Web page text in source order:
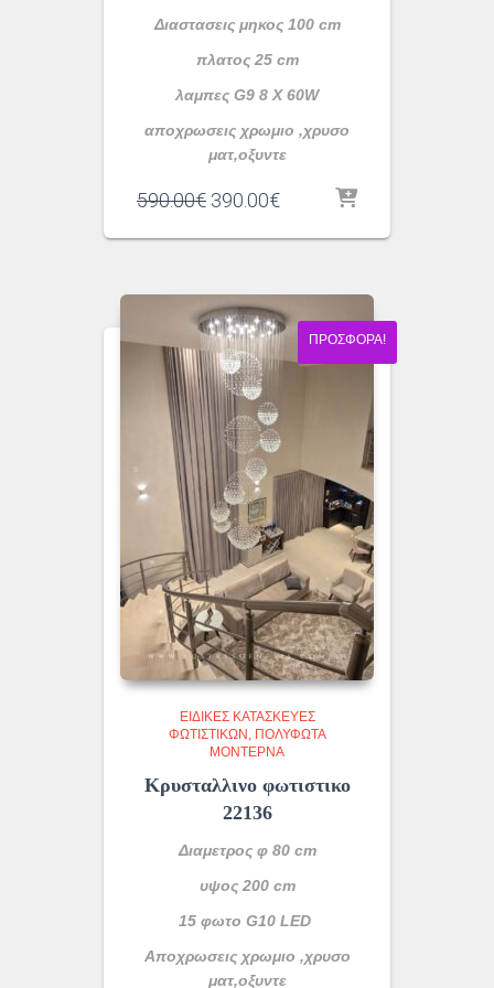
Διαστασεις μηκος 100 cm
πλατος 25 cm
λαμπες G9 8 X 60W
αποχρωσεις χρωμιο ,χρυσο
ματ,οξυντε
590.00€ Original
was:
390.00€Η
τιμή
390.00€.
ΠΡΟΣΦΟΡΆ!
ΕΙΔΙΚΈΣ ΚΑΤΑΣΚΕΥΈΣ
ΦΩΤΙΣΤΙΚΏΝ
ΠΟΛΎΦΩΤΑ
ΜΟΝΤΈΡΝΑ
Kρυσταλλινο φωτιστικο
22136
Διαμετρος φ 80 cm
υψος 200 cm
15 φωτο G10 LED
Aποχρωσεις χρωμιο ,χρυσο
ματ,οξυντε